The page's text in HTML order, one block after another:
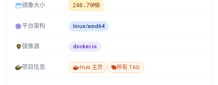
镜像大小 246.79MB
平台架构 linux/amd64
镜像源 docker.io
项目信息 Hub 主页 所有 TAG